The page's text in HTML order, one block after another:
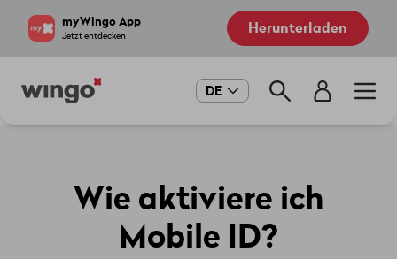
myWingo App
Jetzt entdecken Herunterladen
Main
DE
Wie aktiviere ich
Mobile ID?